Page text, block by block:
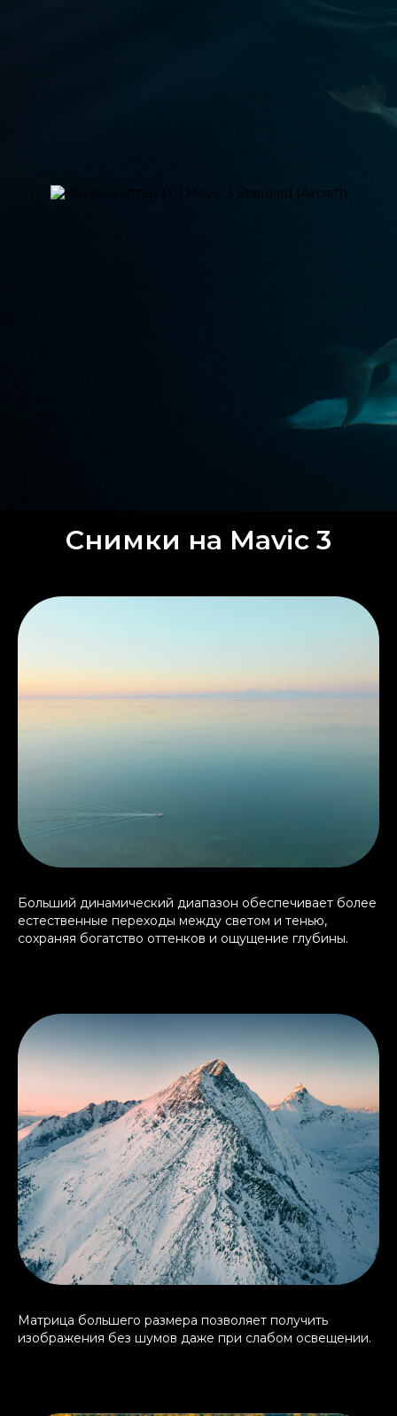
Снимки на Mavic 3
Больший динамический диапазон обеспечивает более
естественные переходы между светом и тенью,
сохраняя богатство оттенков и ощущение глубины.
Матрица большего размера позволяет получить
изображения без шумов даже при слабом освещении.